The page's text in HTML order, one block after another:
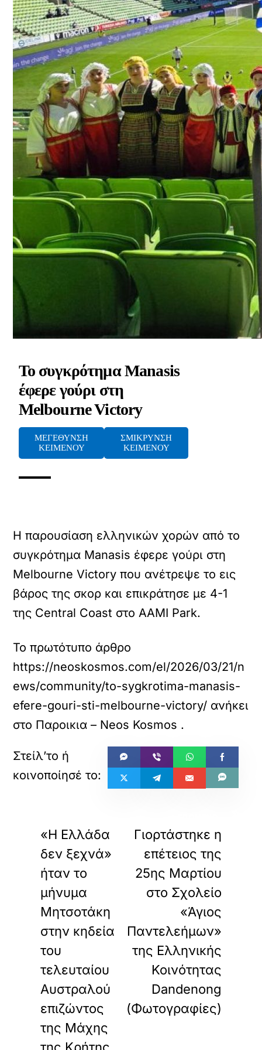
To συγκρότημα Manasis
έφερε γούρι στη
Melbourne Victory
ΜΕΓΕΘΥΝΣΗ
ΚΕΙΜΕΝΟΥ
ΣΜΙΚΡΥΝΣΗ
ΚΕΙΜΕΝΟΥ
Η παρουσίαση ελληνικών χορών από το
συγκρότημα Manasis έφερε γούρι στη
Melbourne Victory που ανέτρεψε το εις
βάρος της σκορ και επικράτησε με 4-1
της Central Coast στο AAMI Park.
Το πρωτότυπο άρθρο
https://neoskosmos.com/el/2026/03/21/n
ews/community/to-sygkrotima-manasis-
efere-gouri-sti-melbourne-victory/ ανήκει
στο Παροικια – Neos Kosmos .
«Η Ελλάδα
δεν ξεχνά»
ήταν το
μήνυμα
Μητσοτάκη
στην κηδεία
του
τελευταίου
Αυστραλού
επιζώντος
της Μάχης
Γιορτάστηκε η
επέτειος της
25ης Μαρτίου
στο Σχολείο
«Άγιος
Παντελεήμων»
της Ελληνικής
Κοινότητας
Dandenong
(Φωτογραφίες)